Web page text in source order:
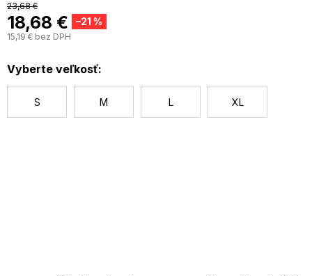
23,68 €
–21 %
18,68 €
15,19 € bez DPH
Vyberte veľkosť:
S M L XL